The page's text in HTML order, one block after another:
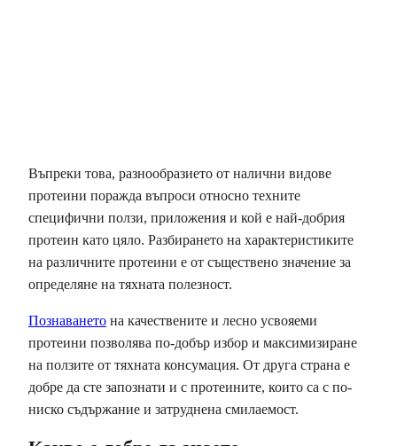
Въпреки това, разнообразието от налични видове
протеини поражда въпроси относно техните
специфични ползи, приложения и кой е най-добрия
протеин като цяло. Разбирането на характеристиките
на различните протеини е от съществено значение за
определяне на тяхната полезност.
Познаването на качествените и лесно усвояеми
протеини позволява по-добър избор и максимизиране
на ползите от тяхната консумация. От друга страна е
добре да сте запознати и с протеините, които са с по-
ниско съдържание и затруднена смилаемост.